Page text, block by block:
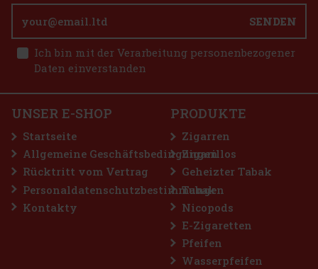
SENDEN
Ich bin mit der Verarbeitung personenbezogener
Daten einverstanden
UNSER E-SHOP
Startseite
Allgemeine Geschäftsbedingungen
Rücktritt vom Vertrag
Personaldatenschutzbestimmungen
Kontakty
PRODUKTE
Zigarren
Zigarillos
Geheizter Tabak
Tabak
Nicopods
E-Zigaretten
Pfeifen
Wasserpfeifen